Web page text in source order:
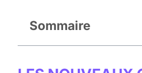
Sommaire